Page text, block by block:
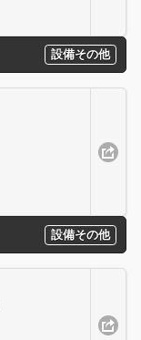
設備その他
設備その他